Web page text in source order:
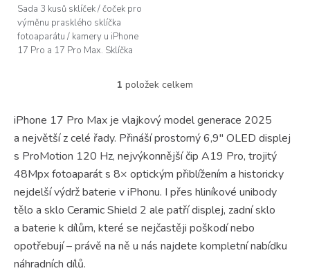
Sada 3 kusů sklíček / čoček pro
výměnu prasklého sklíčka
fotoaparátu / kamery u iPhone
17 Pro a 17 Pro Max. Sklíčka
O
l
á
d
a
c
í
p
r
v
k
y
1 položek celkem
iPhone 17 Pro Max je vlajkový model generace 2025
a největší z celé řady. Přináší prostorný 6,9" OLED displej
s ProMotion 120 Hz, nejvýkonnější čip A19 Pro, trojitý
48Mpx fotoaparát s 8× optickým přiblížením a historicky
nejdelší výdrž baterie v iPhonu. I přes hliníkové unibody
tělo a sklo Ceramic Shield 2 ale patří displej, zadní sklo
a baterie k dílům, které se nejčastěji poškodí nebo
opotřebují – právě na ně u nás najdete kompletní nabídku
náhradních dílů.